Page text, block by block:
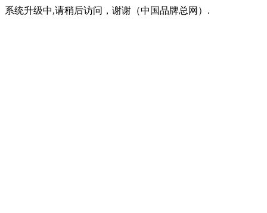
系统升级中,请稍后访问，谢谢（中国品牌总网）.